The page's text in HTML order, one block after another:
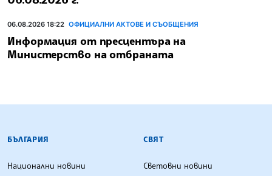
06.08.2026 18:22 ОФИЦИАЛНИ АКТОВЕ И СЪОБЩЕНИЯ
Информация от пресцентъра на
Министерство на отбраната
БЪЛГАРСКА ТЕЛЕГРАФНА АГЕНЦИЯ
БЪЛГАРИЯ
Национални новини
СВЯТ
Световни новини